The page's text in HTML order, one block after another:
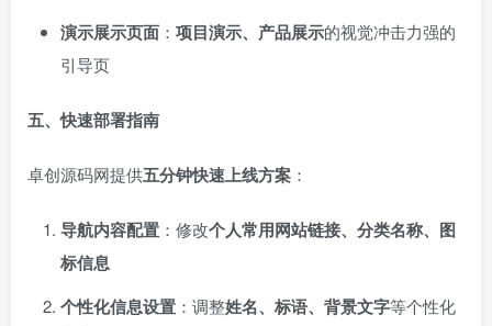
演示展示页面 ： 项目演示、产品展示的视觉冲击力强的
引导页
五、快速部署指南
卓创源码网提供五分钟快速上线方案 ：
导航内容配置 ：修改个人常用网站链接、分类名称、图
标信息
个性化信息设置 ：调整姓名、标语、背景文字等个性化